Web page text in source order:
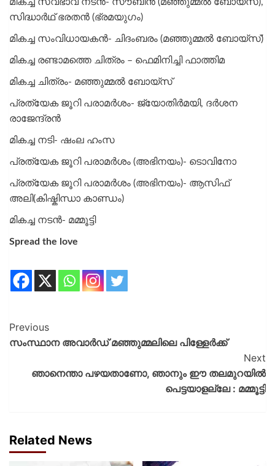
സിദ്ധാർഥ് ഭരതൻ (ഭ്രമയു​ഗം)
മികച്ച സംവിധായകൻ- ചിദംബരം (മഞ്ഞുമ്മൽ ബോയ്സ്)
മികച്ച രണ്ടാമത്തെ ചിത്രം – ഫെമിനിച്ചി ഫാത്തിമ
മികച്ച ചിത്രം- മഞ്ഞുമ്മൽ ബോയ്സ്
പ്രത്യേക ജൂറി പരാമർശം- ജ്യോതിർമയി, ദർശന
രാജേന്ദ്രൻ
മികച്ച നടി- ഷംല ഹംസ
പ്രത്യേക ജൂറി പരാമർശം (അഭിനയം)- ടൊവിനോ
പ്രത്യേക ജൂറി പരാമർശം (അഭിനയം)- ആസിഫ്
അലി(കിഷ്കിന്ധാ കാണ്ഡം)
മികച്ച നടൻ- മമ്മൂട്ടി
Spread the love
Previous
സംസ്ഥാന അവാര്‍ഡ് മഞ്ഞുമ്മലിലെ പിള്ളേര്‍ക്ക്
Next
ഞാനെന്താ പഴയതാണോ, ഞാനും ഈ തലമുറയിൽ
പെട്ടയാളല്ലേ : മമ്മൂട്ടി
Related News